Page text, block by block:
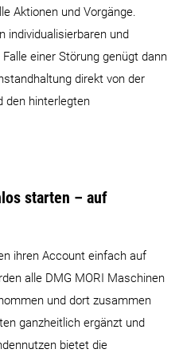
Aktionen und Vorgänge.
individualisierbaren und
einer Störung genügt dann
direkt von der
den hinterlegten
starten – auf
ihren Account einfach auf
alle DMG MORI Maschinen
und dort zusammen
ganzheitlich ergänzt und
bietet die